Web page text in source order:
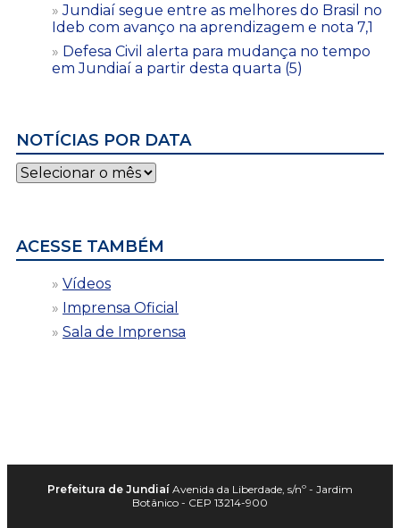
Jundiaí segue entre as melhores do Brasil no
Ideb com avanço na aprendizagem e nota 7,1
Defesa Civil alerta para mudança no tempo
em Jundiaí a partir desta quarta (5)
NOTÍCIAS POR DATA
Notícias
por
ACESSE TAMBÉM
Vídeos
Imprensa Oficial
Sala de Imprensa
Prefeitura de Jundiaí Avenida da Liberdade, s/nº - Jardim
Botânico - CEP 13214-900